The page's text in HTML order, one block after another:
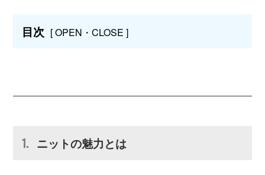
目次 [ OPEN・CLOSE ]
ニットの魅力とは